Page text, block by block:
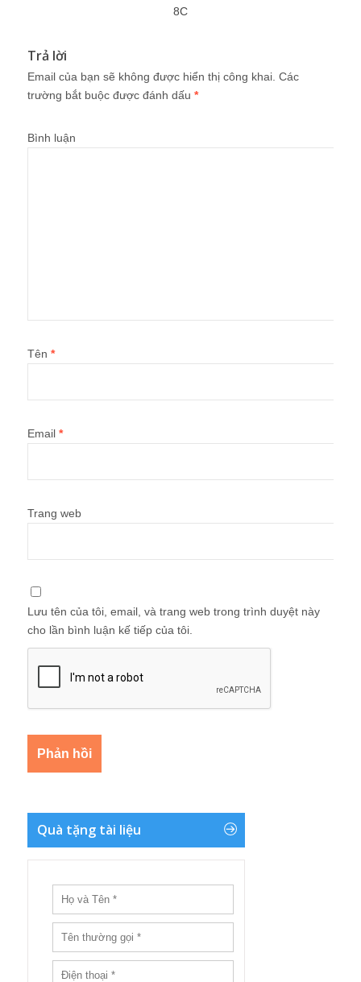
8C
Trả lời
Email của bạn sẽ không được hiển thị công khai. Các
trường bắt buộc được đánh dấu *
Bình luận
Tên *
Email *
Trang web
Lưu tên của tôi, email, và trang web trong trình duyệt này
cho lần bình luận kế tiếp của tôi.
Quà tặng tài liệu